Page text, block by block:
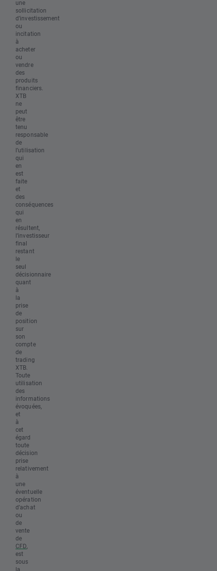
une
sollicitation
d’investissement
ou
incitation
à
acheter
ou
vendre
des
produits
financiers.
XTB
ne
peut
être
tenu
responsable
de
l’utilisation
qui
en
est
faite
et
des
conséquences
qui
en
résultent,
l’investisseur
final
restant
le
seul
décisionnaire
quant
à
la
prise
de
position
sur
son
compte
de
trading
XTB.
Toute
utilisation
des
informations
évoquées,
et
à
cet
égard
toute
décision
prise
relativement
à
une
éventuelle
opération
d’achat
ou
de
vente
de
CFD,
est
sous
la